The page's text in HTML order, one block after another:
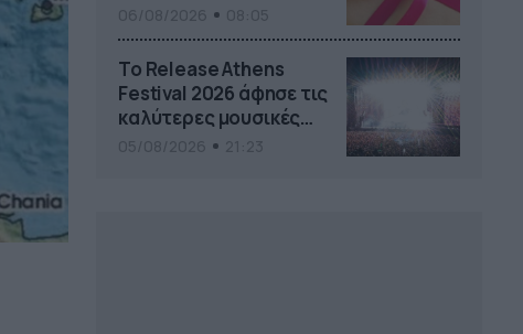
Το Release Athens
Festival 2026 άφησε τις
καλύτερες μουσικές
αναμνήσεις